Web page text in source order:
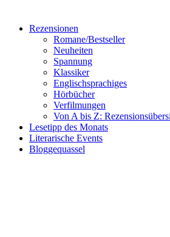
Rezensionen
Romane/Bestseller
Neuheiten
Spannung
Klassiker
Englischsprachiges
Hörbücher
Verfilmungen
Von A bis Z:
Lesetipp des Monats
Literarische Events
Bloggequassel